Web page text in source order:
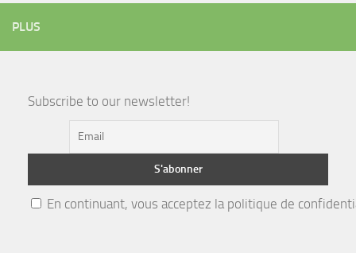
PLUS
Subscribe to our newsletter!
En continuant, vous acceptez la politique de